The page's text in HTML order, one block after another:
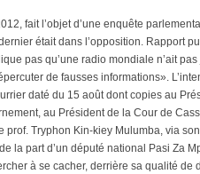
fait l’objet d’une enquête
était dans l’opposition. Rapport
pas qu’une radio mondiale n’ait
de fausses informations».
daté du 15 août dont copies au
au Président de la Cour de
Tryphon Kin-kiey Mulumba, via
la part d’un député national Pasi Za
à se cacher, derrière sa qualité de